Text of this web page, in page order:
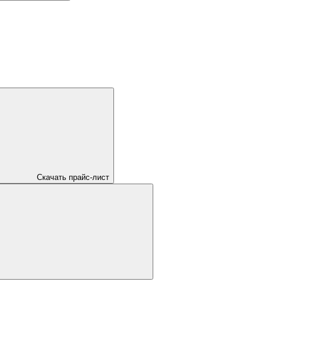
Скачать прайс-лист